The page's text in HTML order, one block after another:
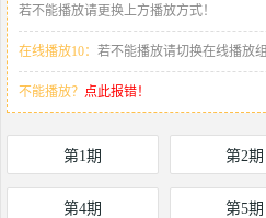
若不能播放请更换上方播放方式！
在线播放10： 若不能播放请切换在线播放组
不能播放？ 点此报错！
第1期 第2期
第4期 第5期